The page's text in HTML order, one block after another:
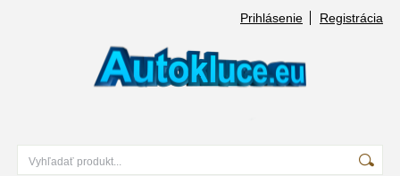
Prihlásenie Registrácia